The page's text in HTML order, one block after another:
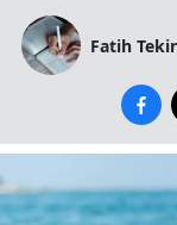
Fatih